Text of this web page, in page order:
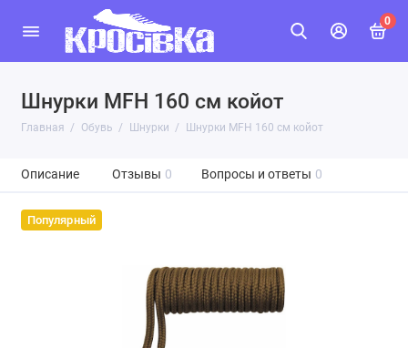
0
Шнурки MFH 160 см койот
Главная Обувь Шнурки Шнурки MFH 160 см койот
Описание Отзывы 0 Вопросы и ответы 0
Популярный